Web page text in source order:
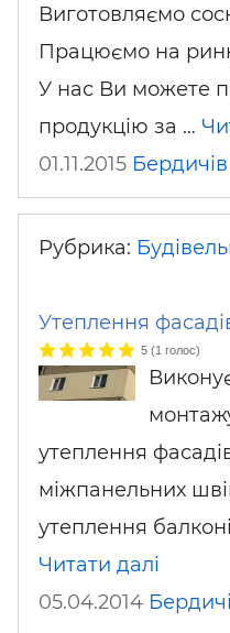
Виготовляємо
Працюємо на
У нас Ви можете
продукцію за …
01.11.2015 Бердичів
Рубрика:
Утеплення
5 (1 голос)
утеплення
міжпанельних
утеплення
Читати далі
05.04.2014